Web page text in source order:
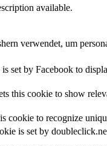
available.
verwendet, um
set by Facebook to
this cookie to show
cookie to recognize
is set by